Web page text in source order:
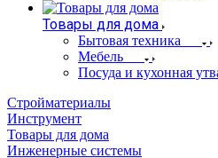
Товары для дома
Бытовая техника
Мебель
Посуда и кухонная
Стройматериалы
Инструмент
Товары для дома
Инженерные системы